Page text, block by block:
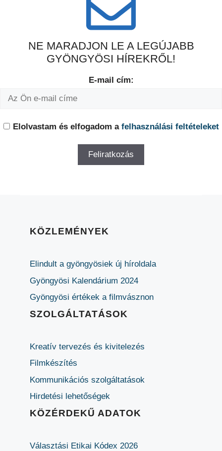
NE MARADJON LE A LEGÚJABB
GYÖNGYÖSI HÍREKRŐL!
E-mail cím:
Elolvastam és elfogadom a felhasználási feltételeket
KÖZLEMÉNYEK
Elindult a gyöngyösiek új híroldala
Gyöngyösi Kalendárium 2024
Gyöngyösi értékek a filmvásznon
SZOLGÁLTATÁSOK
Kreatív tervezés és kivitelezés
Filmkészítés
Kommunikációs szolgáltatások
Hirdetési lehetőségek
KÖZÉRDEKŰ ADATOK
Választási Etikai Kódex 2026